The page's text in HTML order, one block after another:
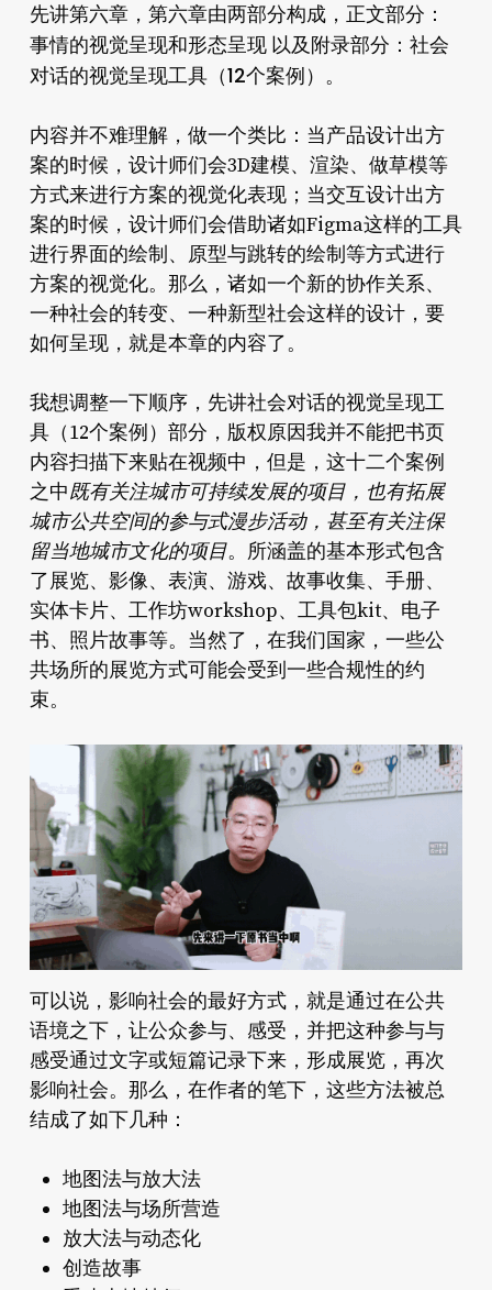
先讲第六章，第六章由两部分构成，正文部分：
事情的视觉呈现和形态呈现以及附录部分： 社会
对话的视觉呈现工具（12个案例） 。
内容并不难理解，做一个类比：当产品设计出方
案的时候，设计师们会3D建模、渲染、做草模等
方式来进行方案的视觉化表现；当交互设计出方
案的时候，设计师们会借助诸如Figma这样的工具
进行界面的绘制、原型与跳转的绘制等方式进行
方案的视觉化。那么，诸如一个新的协作关系、
一种社会的转变、一种新型社会这样的设计，要
如何呈现，就是本章的内容了。
我想调整一下顺序，先讲社会对话的视觉呈现工
具（12个案例）部分，版权原因我并不能把书页
内容扫描下来贴在视频中，但是，这十二个案例
之中既有关注城市可持续发展的项目，也有拓展
城市公共空间的参与式漫步活动，甚至有关注保
留当地城市文化的项目。所涵盖的基本形式包含
了展览、影像、表演、游戏、故事收集、手册、
实体卡片、工作坊workshop、工具包kit、电子
书、照片故事等。当然了，在我们国家，一些公
共场所的展览方式可能会受到一些合规性的约
束。
可以说，影响社会的最好方式，就是通过在公共
语境之下，让公众参与、感受，并把这种参与与
感受通过文字或短篇记录下来，形成展览，再次
影响社会。那么，在作者的笔下，这些方法被总
结成了如下几种：
地图法与放大法
地图法与场所营造
放大法与动态化
创造故事